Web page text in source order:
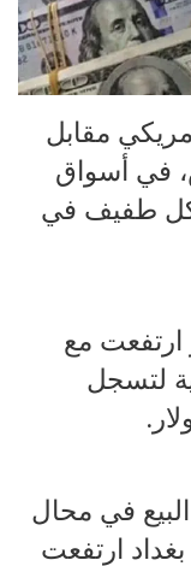
مقابل
في أسواق
طفيف في
ارتفعت مع
لتسجل
في محال
ارتفعت